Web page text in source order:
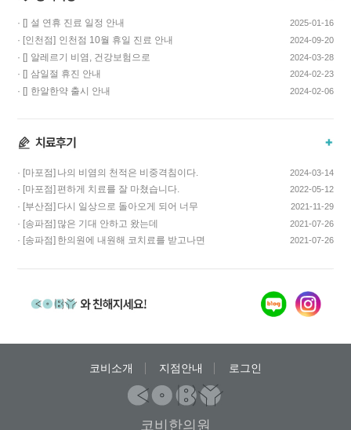
· [] 설 연휴 진료 일정 안내 2025-01-16
· [인천점] 인천점 10월 휴일 진료 안내 2024-09-20
· [] 알레르기 비염, 건강보험으로
치료하고 비용…
2024-03-28
· [] 삼일절 휴진 안내 2024-02-23
· [] 한알한약 출시 안내 2024-02-06
· [마포점] 나의 비염의 천적은 비중격침이다. 2024-03-14
· [마포점] 편하게 치료를 잘 마쳤습니다. 2022-05-12
· [부산점] 다시 일상으로 돌아오게 되어 너무
기쁩니다…
2021-11-29
· [송파점] 많은 기대 안하고 왔는데
코스요리처럼 이어…
2021-07-26
· [송파점] 한의원에 내원해 코치료를 받고나면
2021-07-26
코비소개 지점안내 로그인
코비한의원